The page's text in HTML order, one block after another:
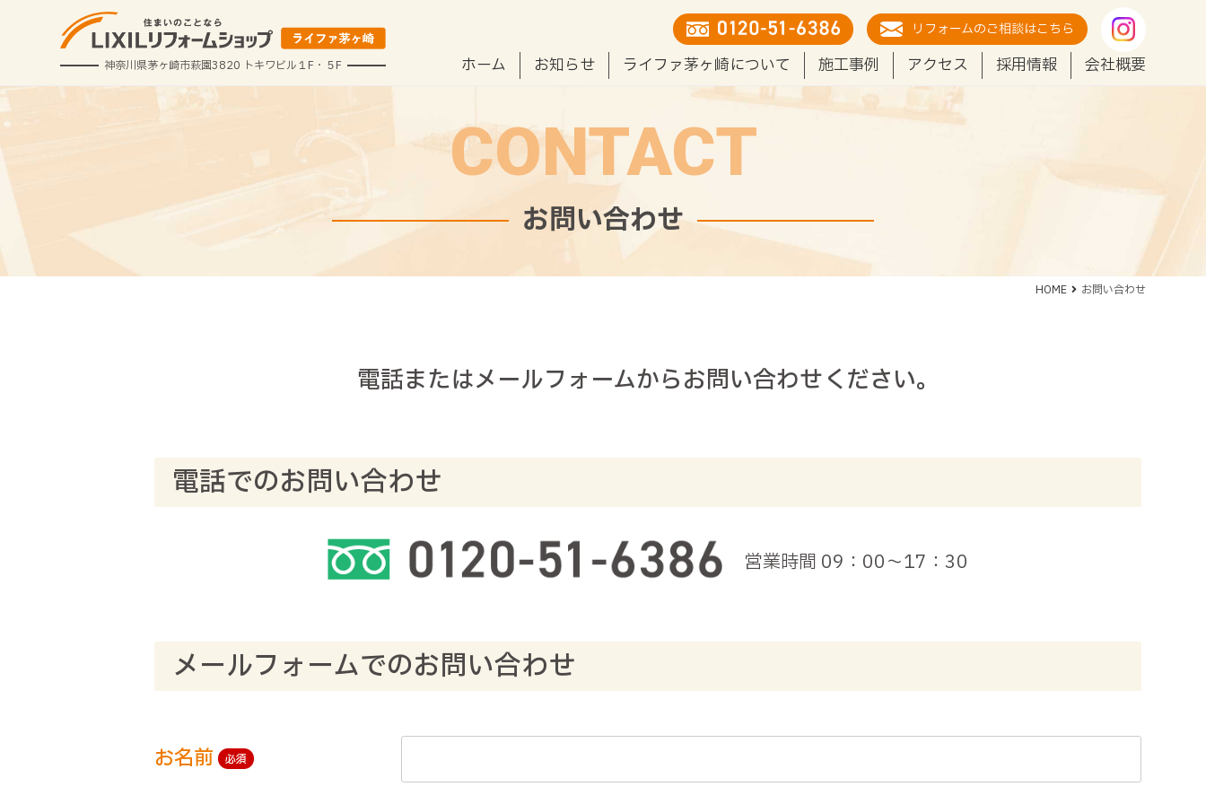
神奈川県茅ヶ崎市萩園3820 トキワビル１F・５F
リフォームのご相談はこちら
ホーム お知らせ ライファ茅ヶ崎について 施工事例 アクセス 採用情報 会社概要
CONTACT
お問い合わせ
HOME お問い合わせ
電話またはメールフォームからお問い合わせください。
電話でのお問い合わせ
営業時間 09：00～17：30
メールフォームでのお問い合わせ
お名前 必須